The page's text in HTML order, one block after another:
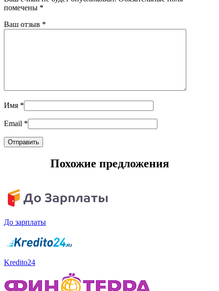
помечены *
Ваш отзыв *
Имя *
Email *
Похожие предложения
До зарплаты
Kredito24